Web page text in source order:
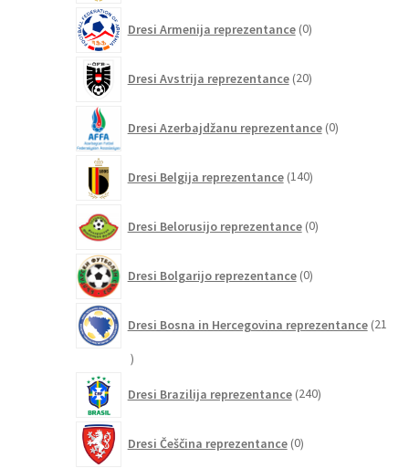
Dresi Armenija reprezentance 0izdelkov
Dresi Avstrija reprezentance 20izdelkov
Dresi Azerbajdžanu reprezentance 0izdelkov
Dresi Belgija reprezentance 140izdelkov
Dresi Belorusijo reprezentance 0izdelkov
Dresi Bolgarijo reprezentance 0izdelkov
Dresi Bosna in Hercegovina reprezentance 21
21
Dresi Brazilija reprezentance 240izdelkov
Dresi Češčina reprezentance 0izdelkov